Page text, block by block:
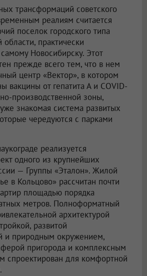
трансформаций советского
реалиям считается
поселок городского типа
практически
Новосибирску. Этот
прежде всего тем, что в нем
центр «Вектор», в котором
вакцины от гепатита А и COVID-
производственной зоны,
знакомая система развитых
чередуются с парками
реализуется
одного из крупнейших
— Группы «Эталон». Жилой
в Кольцово» рассчитан почти
площадью порядка
метров. Полноформатный
архитектурой
развитой
и природным окружением,
пригорода и комплексным
спроектирован для комфортной